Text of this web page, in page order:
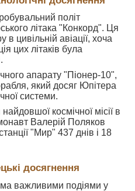
політ
літака "Конкорд". Ця
в цивільній авіації, хоча
цих літаків була
апарату "Піонер-10",
який досяг Юпітера
системи.
космічної місії в
Валерій Поляков
"Мир" 437 днів і 18
досягнення
важливими подіями у